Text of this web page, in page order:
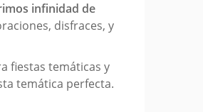
infinidad de
disfraces, y
fiestas temáticas y
temática perfecta.